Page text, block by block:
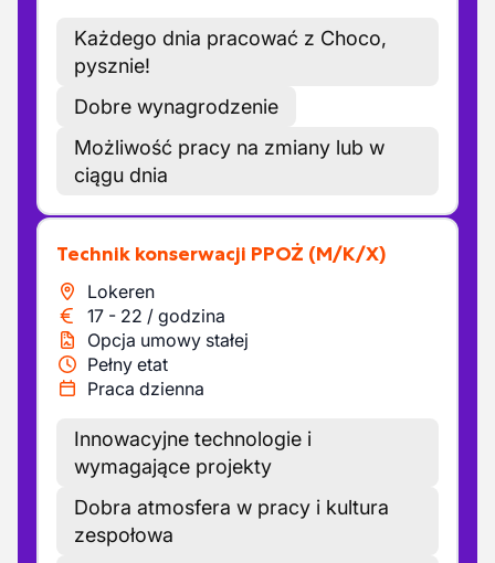
Każdego dnia pracować z Choco,
pysznie!
Dobre wynagrodzenie
Możliwość pracy na zmiany lub w
ciągu dnia
Technik konserwacji PPOŻ (M/K/X)
Lokeren
17 - 22 / godzina
Opcja umowy stałej
Pełny etat
Praca dzienna
Innowacyjne technologie i
wymagające projekty
Dobra atmosfera w pracy i kultura
zespołowa